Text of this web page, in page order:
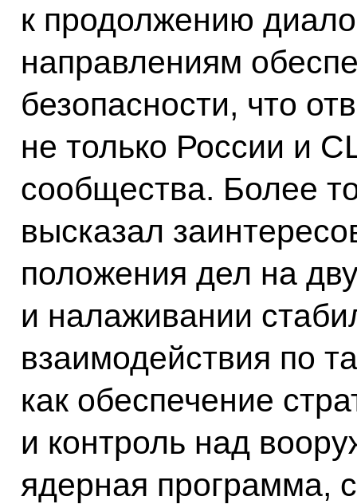
к продолжению
направлениям
безопасности, что
не только России и
сообщества. Более
высказал
положения дел на
и налаживании
взаимодействия по
как обеспечение
и контроль над
ядерная программа,